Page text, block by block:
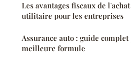
Les avantages fiscaux de
utilitaire pour les entreprises
Assurance auto : guide
meilleure formule